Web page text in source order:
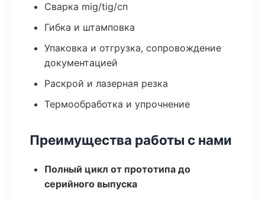
Сварка mig/tig/сп
Гибка и штамповка
Упаковка и отгрузка, сопровождение
документацией
Раскрой и лазерная резка
Термообработка и упрочнение
Преимущества работы с нами
Полный цикл от прототипа до
серийного выпуска